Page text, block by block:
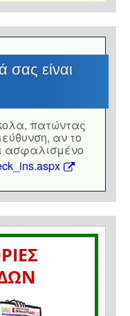
σας είναι
πατώντας
αν το
ασφαλισμένο